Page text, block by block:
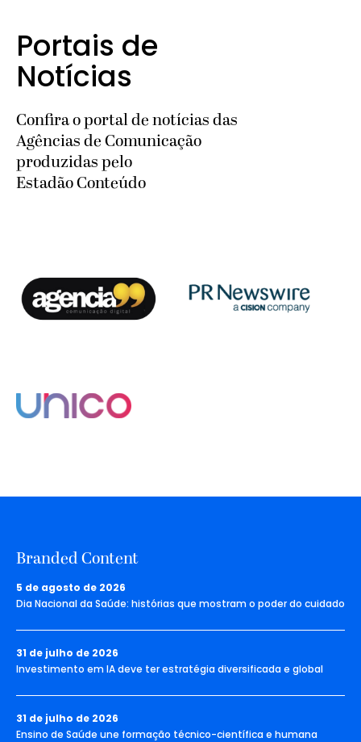
Portais de
Notícias
Confira o portal de notícias das
Agências de Comunicação
produzidas pelo
Estadão Conteúdo
Branded Content
5 de agosto de 2026
Dia Nacional da Saúde: histórias que mostram o poder do cuidado
31 de julho de 2026
Investimento em IA deve ter estratégia diversificada e global
31 de julho de 2026
Ensino de Saúde une formação técnico-científica e humana